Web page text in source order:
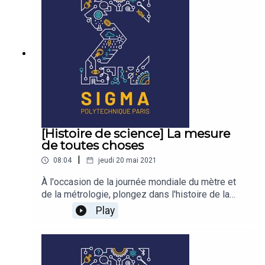
philosophe et militant écologiste.
[Histoire de science] La mesure
de toutes choses
08:04 jeudi 20 mai 2021
À l'occasion de la journée mondiale du mètre et
de la métrologie, plongez dans l'histoire de la
mesure !
Play